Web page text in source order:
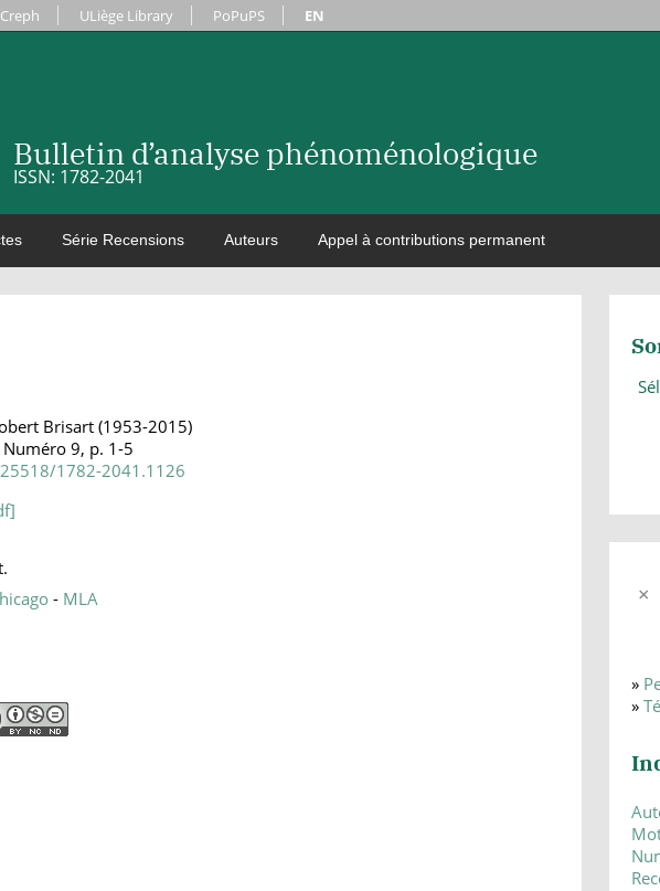
Creph ULiège Library PoPuPS EN
Bulletin d’analyse phénoménologique
ISSN: 1782-2041
Série Recensions Auteurs Appel à contributions permanent
Brisart (1953-2015)
9, p. 1-5
1782-2041.1126
- MLA
»
»